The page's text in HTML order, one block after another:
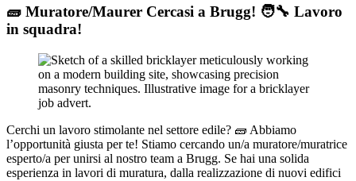
🧱 Muratore/Maurer Cercasi a Brugg! 🧑‍🔧 Lavoro
in squadra!
Cerchi un lavoro stimolante nel settore edile? 🧱 Abbiamo
l’opportunità giusta per te! Stiamo cercando un/a muratore/muratrice
esperto/a per unirsi al nostro team a Brugg. Se hai una solida
esperienza in lavori di muratura, dalla realizzazione di nuovi edifici